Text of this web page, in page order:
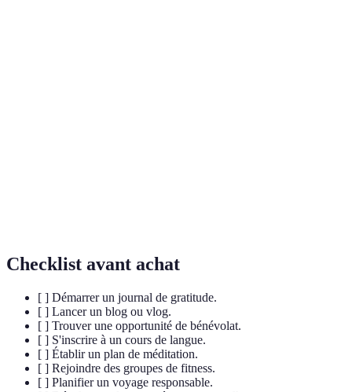
Checklist avant achat
[ ] Démarrer un journal de gratitude.
[ ] Lancer un blog ou vlog.
[ ] Trouver une opportunité de bénévolat.
[ ] S'inscrire à un cours de langue.
[ ] Établir un plan de méditation.
[ ] Rejoindre des groupes de fitness.
[ ] Planifier un voyage responsable.